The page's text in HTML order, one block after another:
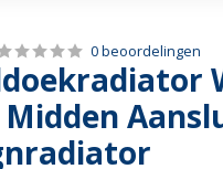
0 beoordelingen